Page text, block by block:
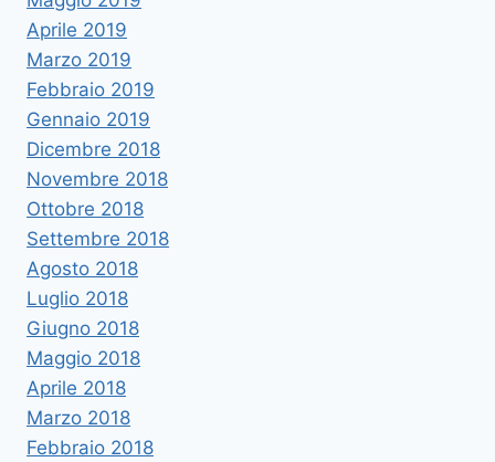
Aprile 2019
Marzo 2019
Febbraio 2019
Gennaio 2019
Dicembre 2018
Novembre 2018
Ottobre 2018
Settembre 2018
Agosto 2018
Luglio 2018
Giugno 2018
Maggio 2018
Aprile 2018
Marzo 2018
Febbraio 2018